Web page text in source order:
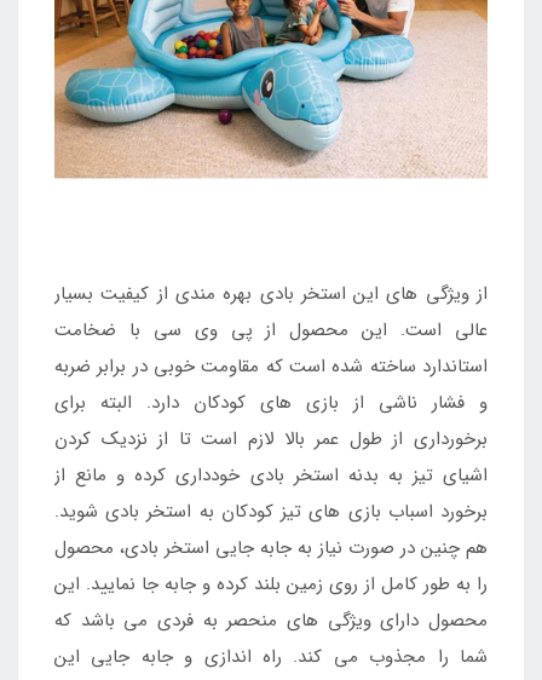
از ویژگی های این استخر بادی بهره مندی از کیفیت بسیار
عالی است. این محصول از پی وی سی با ضخامت
استاندارد ساخته شده است که مقاومت خوبی در برابر ضربه
و فشار ناشی از بازی های کودکان دارد. البته برای
برخورداری از طول عمر بالا لازم است تا از نزدیک کردن
اشیای تیز به بدنه استخر بادی خودداری کرده و مانع از
برخورد اسباب بازی های تیز کودکان به استخر بادی شوید.
هم چنین در صورت نیاز به جابه جایی استخر بادی، محصول
را به طور کامل از روی زمین بلند کرده و جابه جا نمایید. این
محصول دارای ویژگی های منحصر به فردی می باشد که
شما را مجذوب می کند. راه اندازی و جابه جایی این